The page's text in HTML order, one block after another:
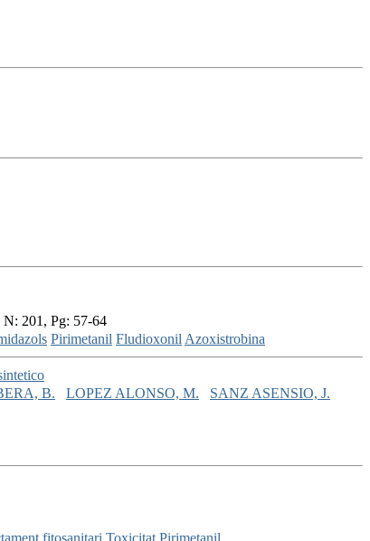
201, Pg: 57-64
Pirimetanil FludioxonilAzoxistrobina
B. LOPEZ ALONSO, M.
SANZ ASENSIO, J.